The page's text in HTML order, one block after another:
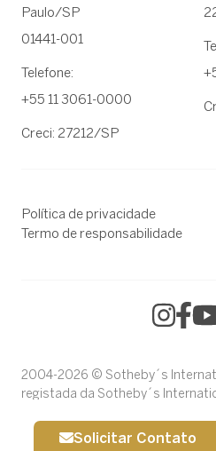
Solicitar Contato
Paulo/SP
01441-001
Telefone:
+55 11 3061-0000
Creci: 27212/SP
Política de privacidade
Termo de responsabilidade
2004-2026 © Sotheby´s
registada da Sotheby´s
independente.